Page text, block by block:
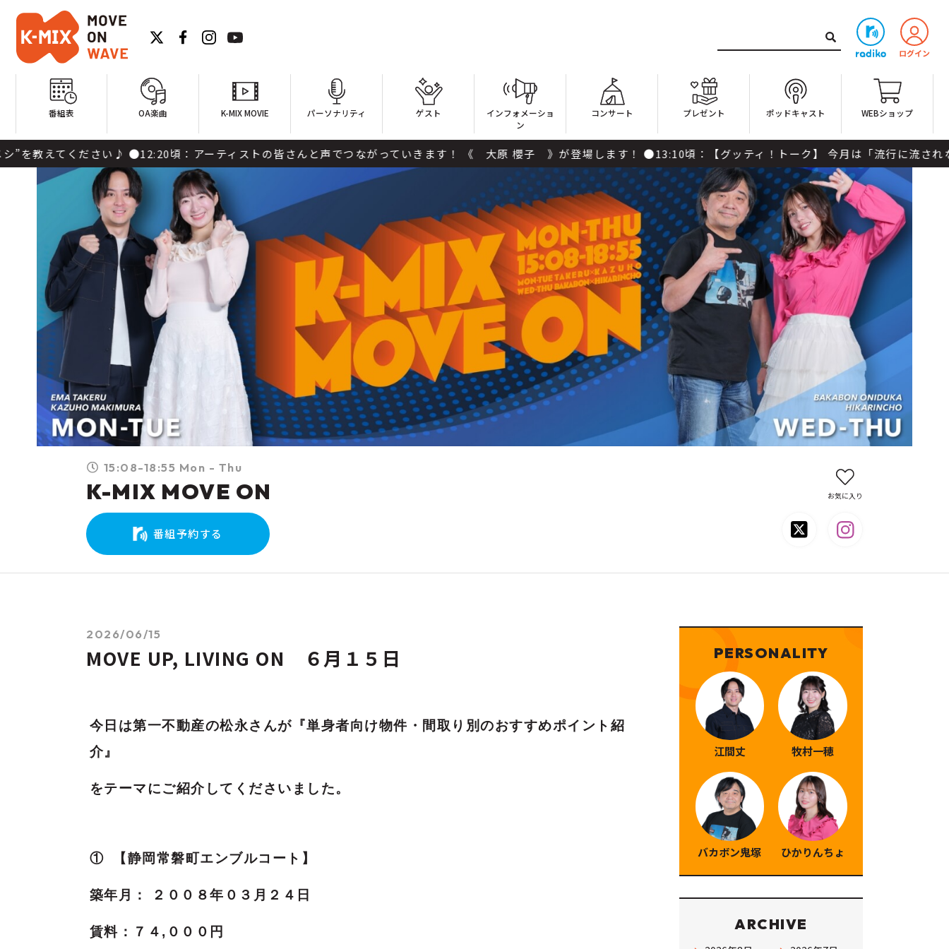
番組表 OA楽曲 K-MIX MOVIE パーソナリティ ゲスト
インフォメーショ
ン
コンサート プレゼント ポッドキャスト WEBショップ
頃：アーティストの皆さんと声でつながっていきます！ 《 大原 櫻子 》が登場します！ ●13:10頃：【グッティ！トーク】 今月は「流行に流されない食事のヒント」
15:08-18:55 Mon - Thu
K-MIX MOVE ON
番組予約する
お気に入り
2026/06/15
MOVE UP, LIVING ON ６月１５日
今日は第一不動産の松永さんが『単身者向け物件・間取り別のおすすめポイント紹
介』
をテーマにご紹介してくださいました。
① 【静岡常磐町エンブルコート 】
築年月： ２００８年０３月２４日
賃料：７４,０００円
PERSONALITY
江間丈 牧村一穂
バカボン鬼塚 ひかりんちょ
ARCHIVE